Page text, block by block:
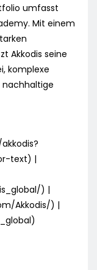
umfasst
Mit einem
Akkodis seine
komplexe
nachhaltige
text) |
) |
Akkodis/) |